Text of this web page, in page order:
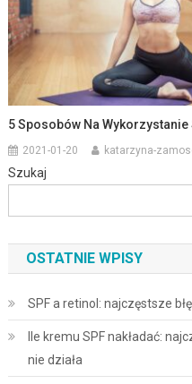
5 Sposobów Na
2021-01-20 katarzyna-
Szukaj
OSTATNIE WPISY
SPF a retinol: najczęstsze
Ile kremu SPF nakładać:
nie działa